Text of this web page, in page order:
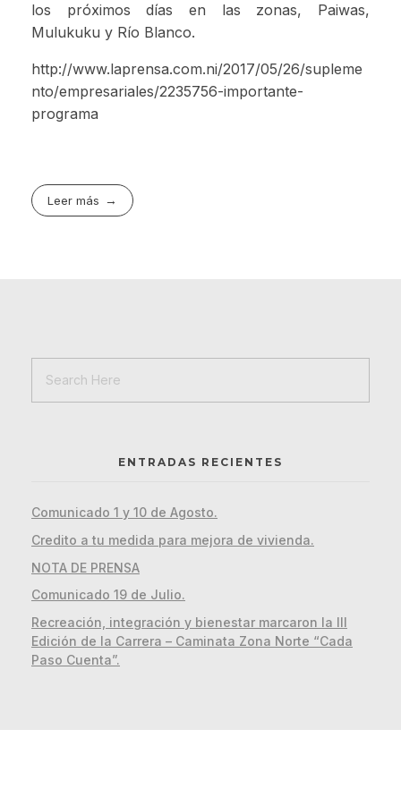
los próximos días en las zonas, Paiwas,
Mulukuku y Río Blanco.
http://www.laprensa.com.ni/2017/05/26/supleme
nto/empresariales/2235756-importante-
programa
Leer más
ENTRADAS RECIENTES
Comunicado 1 y 10 de Agosto.
Credito a tu medida para mejora de vivienda.
NOTA DE PRENSA
Comunicado 19 de Julio.
Recreación, integración y bienestar marcaron la III
Edición de la Carrera – Caminata Zona Norte “Cada
Paso Cuenta”.